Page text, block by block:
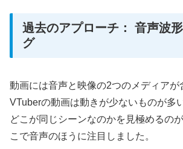
過去のアプローチ： 音声波
グ
動画には音声と映像の2つのメディアが
VTuberの動画は動きが少ないものが多
どこが同じシーンなのかを見極めるの
こで音声のほうに注目しました。